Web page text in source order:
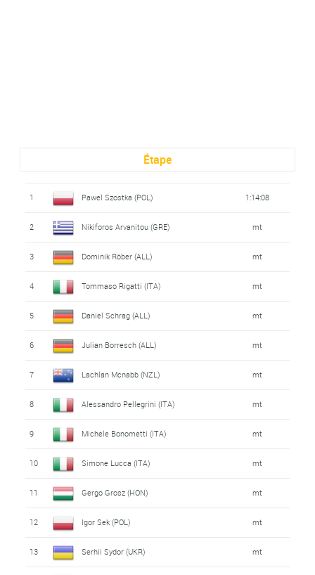
Étape
1 Pawel Szostka (POL) 1:14:08
2 Nikiforos Arvanitou (GRE) mt
3 Dominik Röber (ALL) mt
4 Tommaso Rigatti (ITA) mt
5 Daniel Schrag (ALL) mt
6 Julian Borresch (ALL) mt
7 Lachlan Mcnabb (NZL) mt
8 Alessandro Pellegrini (ITA) mt
9 Michele Bonometti (ITA) mt
10 Simone Lucca (ITA) mt
11 Gergo Grosz (HON) mt
12 Igor Sek (POL) mt
13 Serhii Sydor (UKR) mt